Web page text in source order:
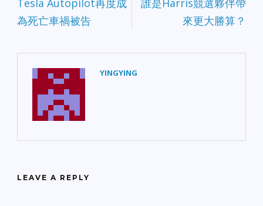
為死亡車禍被告
來更大勝算？
YINGYING
LEAVE A REPLY